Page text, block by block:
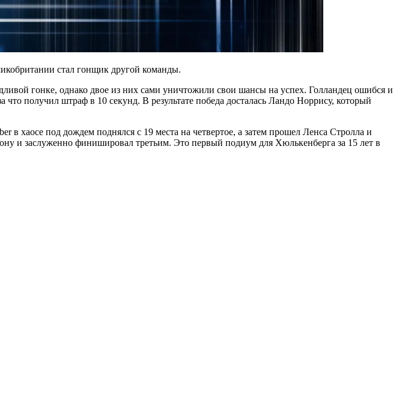
стал гонщик другой команды.
гонке, однако двое из них сами уничтожили свои шансы на успех. Голландец ошибся и
получил штраф в 10 секунд. В результате победа досталась Ландо Норрису, который
хаосе под дождем поднялся с 19 места на четвертое, а затем прошел Ленса Стролла и
и заслуженно финишировал третьим. Это первый подиум для Хюлькенберга за 15 лет в